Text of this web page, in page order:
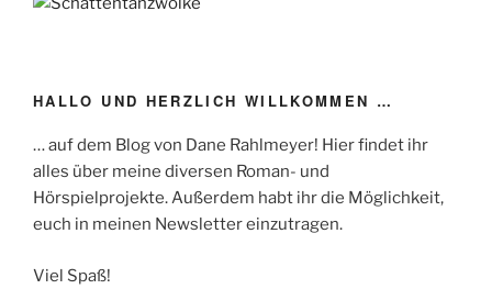
HALLO UND HERZLICH WILLKOMMEN …
… auf dem Blog von Dane Rahlmeyer! Hier findet ihr
alles über meine diversen Roman- und
Hörspielprojekte. Außerdem habt ihr die Möglichkeit,
euch in meinen Newsletter einzutragen.
Viel Spaß!